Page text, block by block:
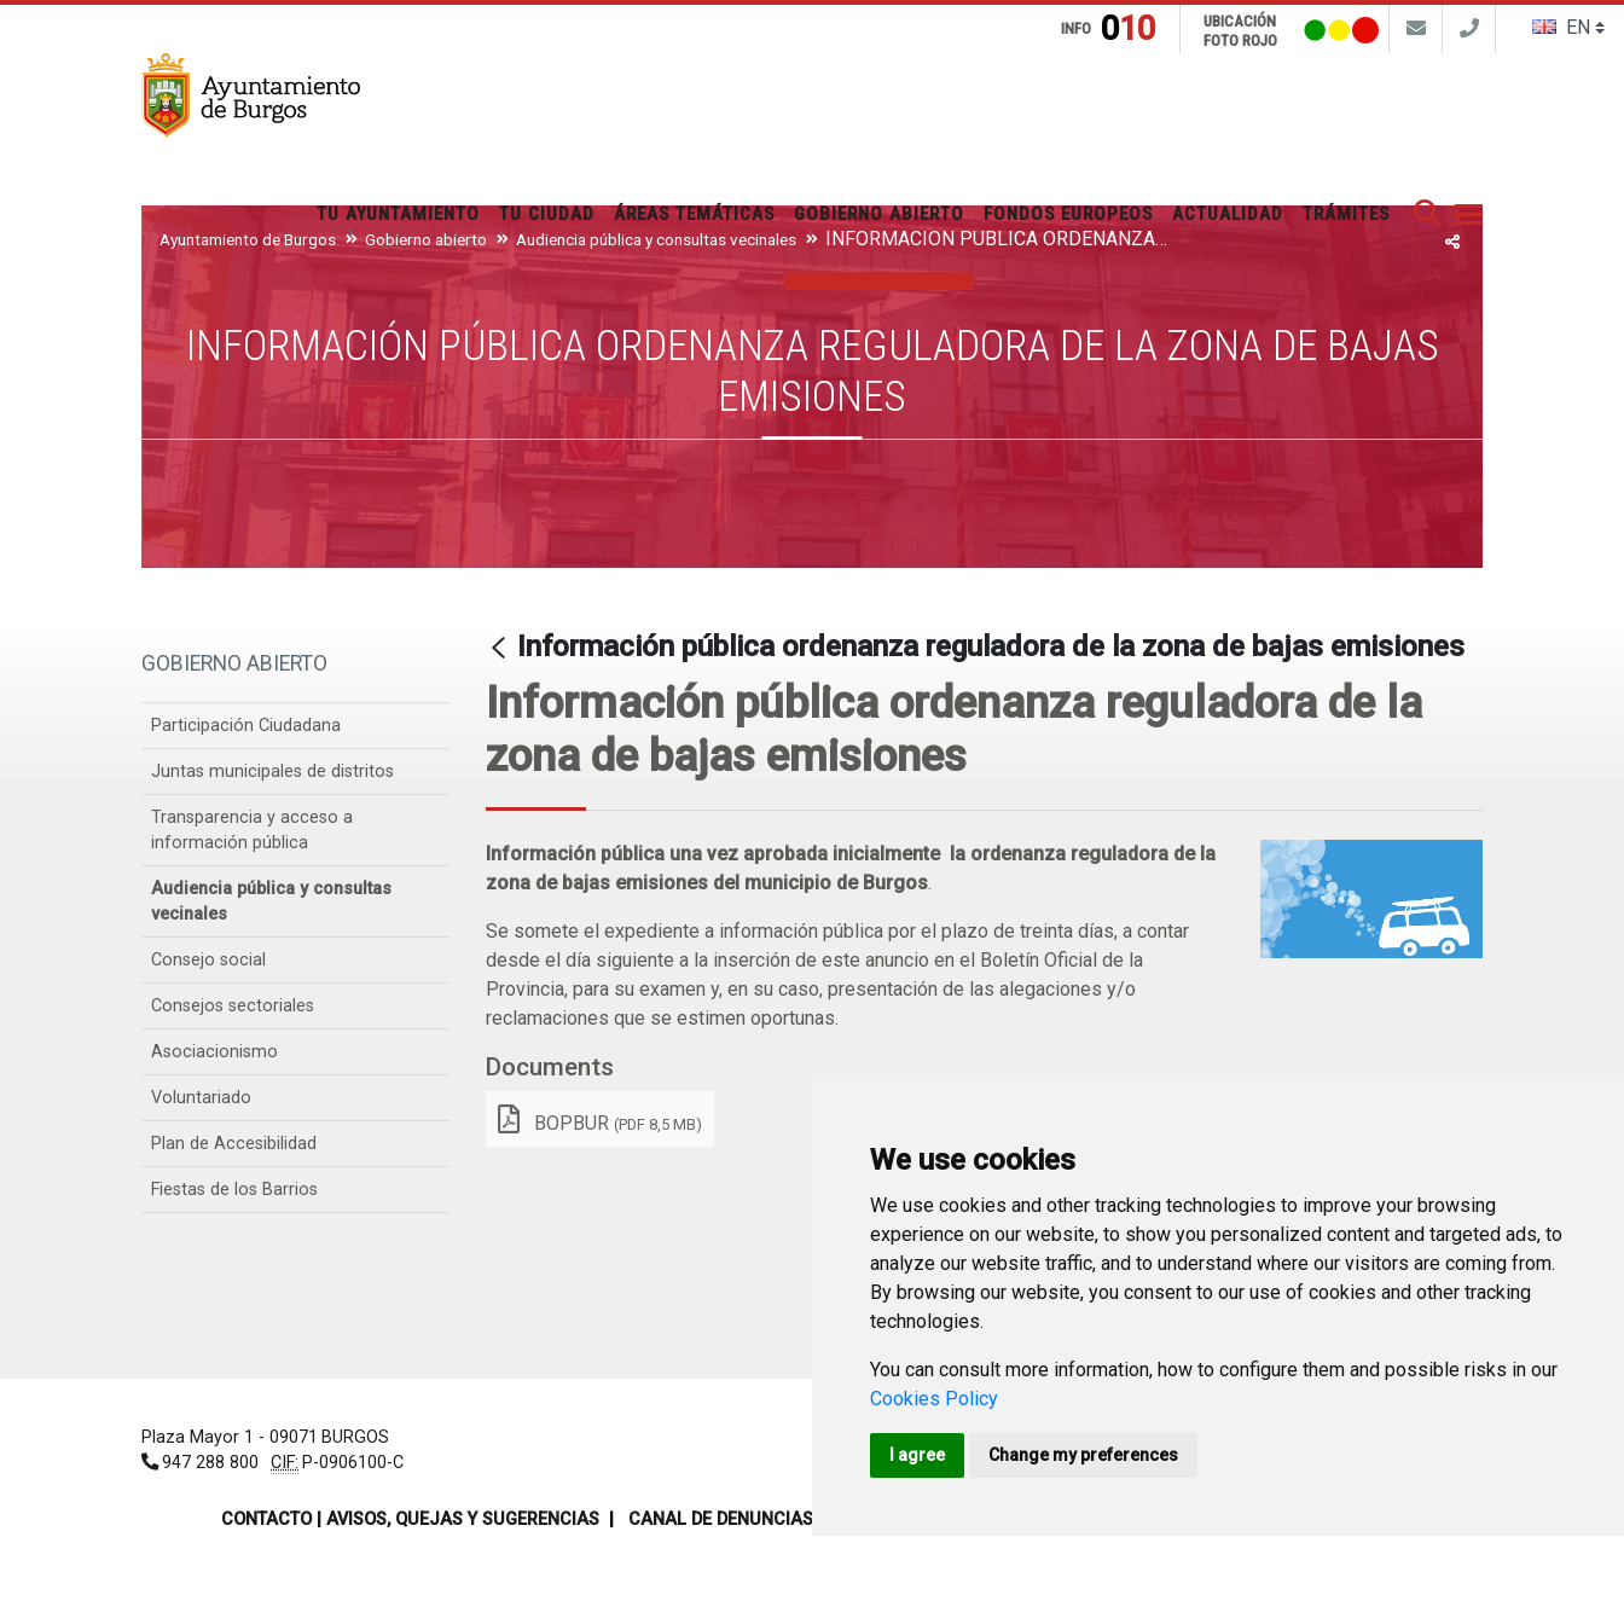
We use cookies
We use cookies and other tracking technologies to improve your browsing
experience on our website, to show you personalized content and targeted ads, to
analyze our website traffic, and to understand where our visitors are coming from.
By browsing our website, you consent to our use of cookies and other tracking
technologies.
You can consult more information, how to configure them and possible risks in our
Cookies Policy
I agree Change my preferences
Buscar
INFO 010
UBICACIÓN
FOTO ROJO
TU AYUNTAMIENTO TU CIUDAD ÁREAS TEMÁTICAS GOBIERNO ABIERTO FONDOS EUROPEOS ACTUALIDAD TRÁMITES
Ayuntamiento de Burgos Gobierno abierto Audiencia pública y consultas vecinales INFORMACIÓN PÚBLICA ORDENANZA REGULADORA DE LA ZONA DE BAJAS EMISIONES
INFORMACIÓN PÚBLICA ORDENANZA REGULADORA DE LA ZONA DE BAJAS
EMISIONES
GOBIERNO ABIERTO
Participación Ciudadana
Juntas municipales de distritos
Transparencia y acceso a
información pública
Audiencia pública y consultas
vecinales
Consejo social
Consejos sectoriales
Asociacionismo
Voluntariado
Plan de Accesibilidad
Fiestas de los Barrios
Información pública ordenanza reguladora de la zona de bajas emisiones
Información pública ordenanza reguladora de la
zona de bajas emisiones
Información pública una vez aprobada inicialmente la ordenanza reguladora de la
zona de bajas emisiones del municipio de Burgos.
Se somete el expediente a información pública por el plazo de treinta días, a contar
desde el día siguiente a la inserción de este anuncio en el Boletín Oficial de la
Provincia, para su examen y, en su caso, presentación de las alegaciones y/o
reclamaciones que se estimen oportunas.
Documents
BOPBUR (PDF 8,5 MB)
Plaza Mayor 1 - 09071 BURGOS
947 288 800
CIF: P-0906100-C
CONTACTO | AVISOS, QUEJAS Y SUGERENCIAS CANAL DE DENUNCIAS